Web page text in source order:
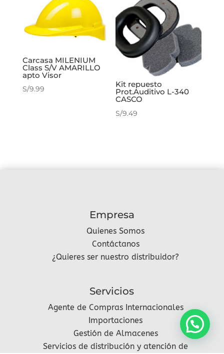
Carcasa MILENIUM
Class S/V AMARILLO
apto Visor
S/9.99
Kit repuesto
Prot.Auditivo L-340
CASCO
S/9.49
Empresa
Quienes Somos
Contáctanos
¿Quieres ser nuestro distribuidor?
Servicios
Agente de Compras Internacionales
Importaciones
Gestión de Almacenes
Servicios de distribución y atención de